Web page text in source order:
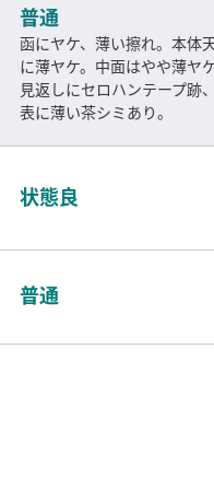
普通
函にヤケ、薄い擦れ。本体
に薄ヤケ。中面はやや薄ヤ
見返しにセロハンテープ跡
表に薄い茶シミあり。
状態良
普通